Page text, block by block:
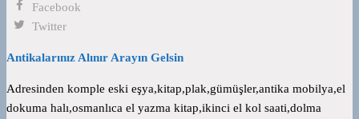
Facebook
Twitter
Antikalarınız Alınır Arayın Gelsin
Adresinden komple eski eşya,kitap,plak,gümüşler,antika mobilya,el
dokuma halı,osmanlıca el yazma kitap,ikinci el kol saati,dolma